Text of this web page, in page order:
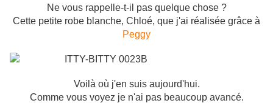
Ne vous rappelle-t-il pas quelque chose ?
Cette petite robe blanche, Chloé, que j'ai réalisée grâce à
Peggy
Voilà où j'en suis aujourd'hui.
Comme vous voyez je n'ai pas beaucoup avancé.